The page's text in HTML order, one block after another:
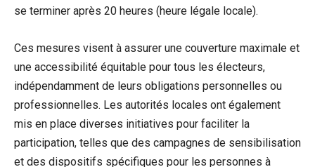
se terminer après 20 heures (heure légale locale).
Ces mesures visent ⁤à assurer une couverture ​maximale et
une accessibilité équitable pour tous les électeurs,
indépendamment de leurs obligations‍ personnelles ou
professionnelles. Les autorités locales ont ‌également
mis​ en⁤ place diverses initiatives pour faciliter la
participation, telles que des campagnes de sensibilisation
et des dispositifs spécifiques pour les ​personnes à